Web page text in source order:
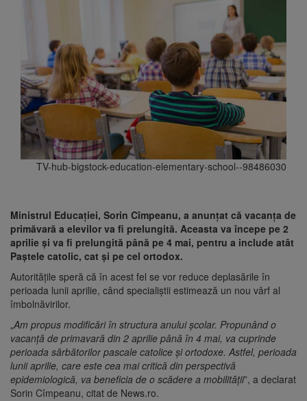
aceeași oră și același barem
TV-hub-bigstock-education-elementary-school--98486030
Ministrul Educaţiei, Sorin Cîmpeanu, a anunţat că vacanţa de
primăvară a elevilor va fi prelungită. Aceasta va începe pe 2
aprilie și va fi prelungită până pe 4 mai, pentru a include atât
Paştele catolic, cat şi pe cel ortodox.
Autorităţile speră că în acest fel se vor reduce deplasările în
perioada lunii aprilie, când specialiştii estimează un nou vârf al
îmbolnăvirilor.
„Am propus modificări în structura anului şcolar. Propunând o
vacanţă de primavară din 2 aprilie până în 4 mai, va cuprinde
perioada sărbătorilor pascale catolice şi ortodoxe. Astfel, perioada
lunii aprilie, care este cea mai critică din perspectivă
epidemiologică, va beneficia de o scădere a mobilităţii”, a declarat
Sorin Cîmpeanu, citat de News.ro.